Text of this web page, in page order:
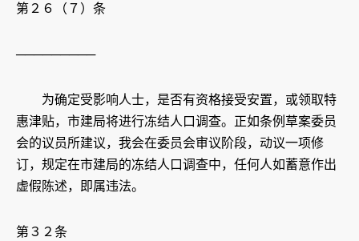
第２６（７）条
─────────
为确定受影响人士，是否有资格接受安置，或领取特
惠津贴，市建局将进行冻结人口调查。正如条例草案委员
会的议员所建议，我会在委员会审议阶段，动议一项修
订，规定在市建局的冻结人口调查中，任何人如蓄意作出
虚假陈述，即属违法。
第３２条